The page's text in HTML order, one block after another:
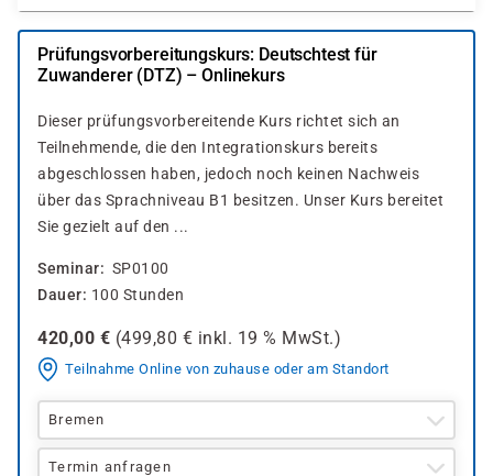
Prüfungsvorbereitungskurs: Deutschtest für
Zuwanderer (DTZ) – Onlinekurs
Dieser prüfungsvorbereitende Kurs richtet sich an
Teilnehmende, die den Integrationskurs bereits
abgeschlossen haben, jedoch noch keinen Nachweis
über das Sprachniveau B1 besitzen. Unser Kurs bereitet
Sie gezielt auf den ...
Seminar
SP0100
Dauer
100 Stunden
420,00 € (499,80 € inkl. 19 % MwSt.)
Teilnahme Online von zuhause oder am Standort
Bremen
Termin anfragen